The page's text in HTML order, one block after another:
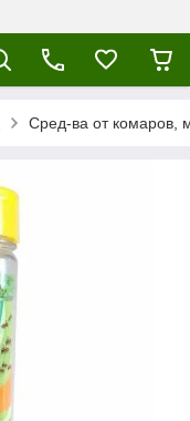
Сред-ва от комаров,